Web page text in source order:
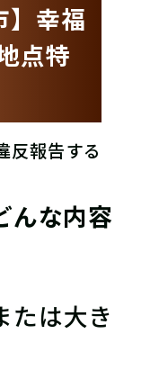
】幸福
点特
反報告する
んな内容
たは大き